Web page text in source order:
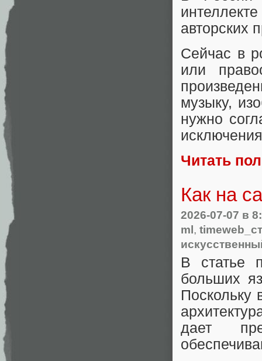
авторских
Сейчас в
или
музыку,
нужно
Читать
Как на
2026-07-07 в
ml,
В статье
больших
Поскольку
дает